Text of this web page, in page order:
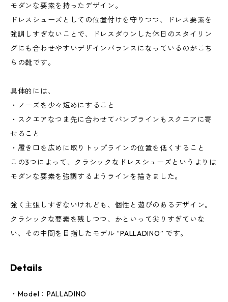
モダンな要素を持ったデザイン。
ドレスシューズとしての位置付けを守りつつ、ドレス要素を
強調しすぎないことで、ドレスダウンした休日のスタイリン
グにも合わせやすいデザインバランスになっているのがこち
らの靴です。
具体的には、
・ノーズを少々短めにすること
・スクエアなつま先に合わせてバンプラインもスクエアに寄
せること
・履き口を広めに取りトップラインの位置を低くすること
この3つによって、クラシックなドレスシューズというよりは
モダンな要素を強調するようラインを描きました。
強く主張しすぎないけれども、個性と遊びのあるデザイン。
クラシックな要素を残しつつ、かといって尖りすぎていな
い、その中間を目指したモデル “PALLADINO” です。
Details
・Model：PALLADINO